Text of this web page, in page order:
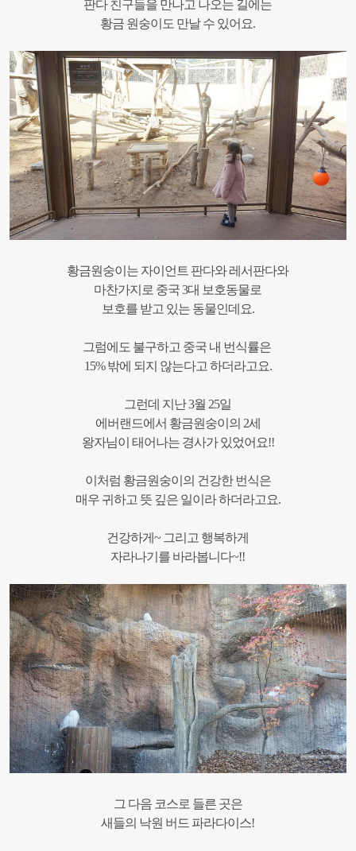
판다 친구들을 만나고 나오는 길에는
황금 원숭이도 만날 수 있어요.
황금원숭이는 자이언트 판다와 레서판다와
마찬가지로 중국 3대 보호동물로
보호를 받고 있는 동물인데요.
그럼에도 불구하고 중국 내 번식률은
15% 밖에 되지 않는다고 하더라고요.
그런데 지난 3월 25일
에버랜드에서 황금원숭이의 2세
왕자님이 태어나는 경사가 있었어요!!
이처럼 황금원숭이의 건강한 번식은
매우 귀하고 뜻 깊은 일이라 하더라고요.
건강하게~ 그리고 행복하게
자라나기를 바라봅니다~!!
그 다음 코스로 들른 곳은
새들의 낙원 버드 파라다이스!